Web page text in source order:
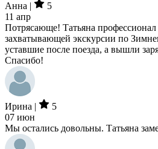
Анна |
5
11 апр
Потрясающе! Татьяна профессионал
захватывающей экскурсии по
уставшие после поезда, а вышли
Спасибо!
Ирина |
5
07 июн
Мы остались довольны. Татьяна